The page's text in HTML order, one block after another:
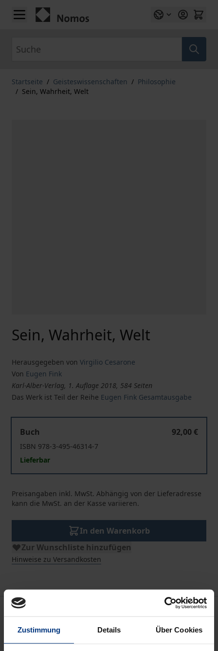
Zustimmung Details Über Cookies
Zum Inhalt springen
Startseite / Geisteswissenschaften / Philosophie
/ Sein, Wahrheit, Welt
Sein, Wahrheit, Welt
Herausgegeben von Virgilio Cesarone
Von Eugen Fink
Karl-Alber-Verlag, 1. Auflage 2018, 584 Seiten
Das Werk ist Teil der Reihe Eugen Fink Gesamtausgabe
Buch
92,00 €
ISBN 978-3-495-46314-7
Lieferbar
Preisangaben inkl. MwSt. Abhängig von der Lieferadresse
kann die MwSt. an der Kasse variieren.
In den Warenkorb
Zur Wunschliste hinzufügen
Hinweise zu Versandkosten
Beschreibung